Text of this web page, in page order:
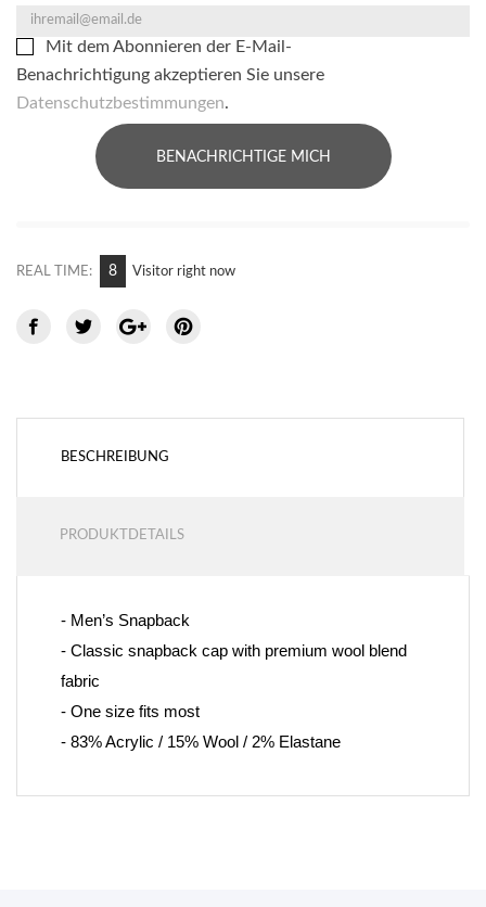
Mit dem Abonnieren der E-Mail-
Benachrichtigung akzeptieren Sie unsere
Datenschutzbestimmungen.
BENACHRICHTIGE MICH
REAL TIME: 8 Visitor right now
BESCHREIBUNG
PRODUKTDETAILS
- Men’s Snapback
- Classic snapback cap with premium wool blend
fabric
- One size fits most
- 83% Acrylic / 15% Wool / 2% Elastane